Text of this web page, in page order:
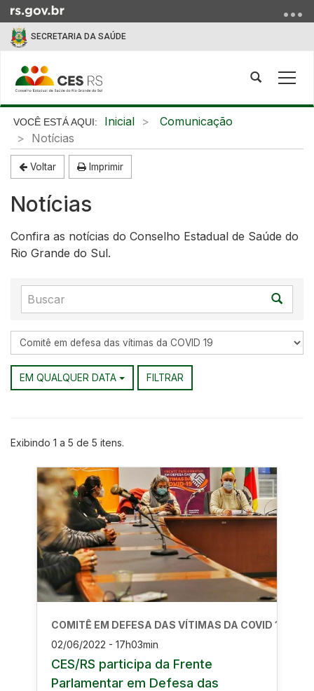
para
para
o
menu
para
busca
SECRETARIA DA SAÚDE
Abrir
busca
Início
conteúdo
Inicial
Comunicação
Notícias
Voltar Imprimir
Notícias
Confira as notícias do Conselho Estadual de Saúde do
Rio Grande do Sul.
Buscar
Editorias
EM QUALQUER DATA FILTRAR
Exibindo 1 a 5 de 5 itens.
COMITÊ EM DEFESA DAS VÍTIMAS DA COVID 19
02/06/2022 - 17h03min
CES/RS participa da Frente
Parlamentar em Defesa das